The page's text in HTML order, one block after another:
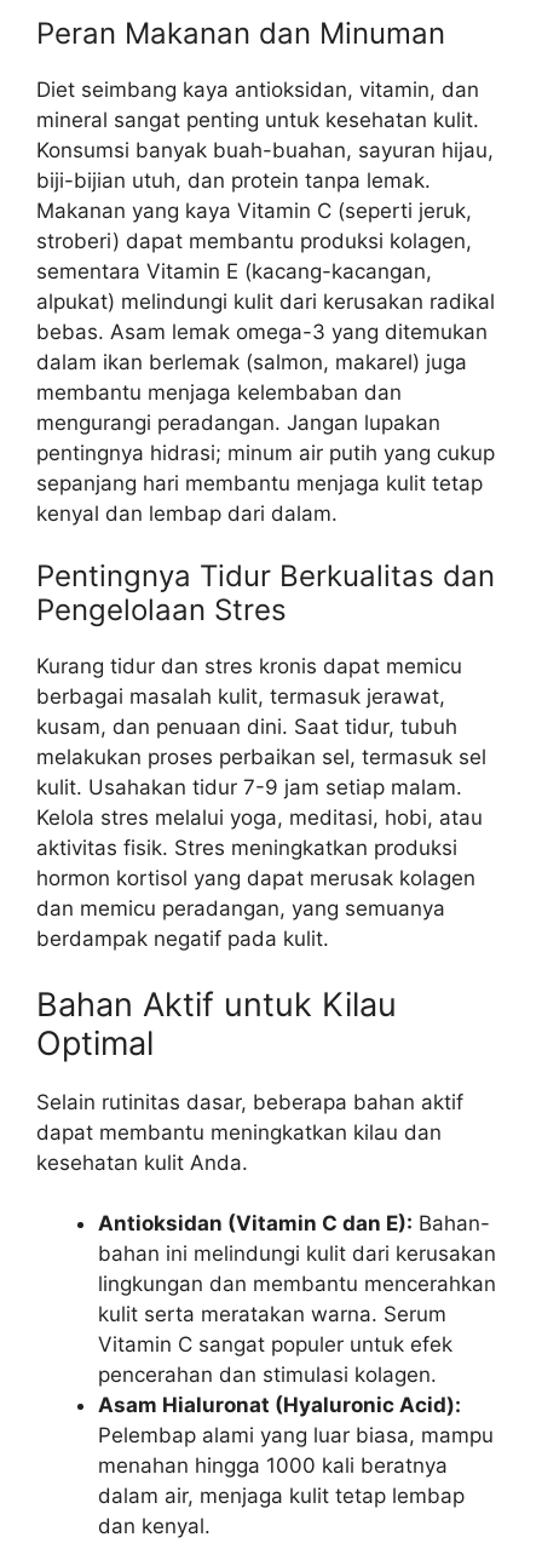
Peran Makanan dan Minuman
Diet seimbang kaya antioksidan, vitamin, dan
mineral sangat penting untuk kesehatan kulit.
Konsumsi banyak buah-buahan, sayuran hijau,
biji-bijian utuh, dan protein tanpa lemak.
Makanan yang kaya Vitamin C (seperti jeruk,
stroberi) dapat membantu produksi kolagen,
sementara Vitamin E (kacang-kacangan,
alpukat) melindungi kulit dari kerusakan radikal
bebas. Asam lemak omega-3 yang ditemukan
dalam ikan berlemak (salmon, makarel) juga
membantu menjaga kelembaban dan
mengurangi peradangan. Jangan lupakan
pentingnya hidrasi; minum air putih yang cukup
sepanjang hari membantu menjaga kulit tetap
kenyal dan lembap dari dalam.
Pentingnya Tidur Berkualitas dan
Pengelolaan Stres
Kurang tidur dan stres kronis dapat memicu
berbagai masalah kulit, termasuk jerawat,
kusam, dan penuaan dini. Saat tidur, tubuh
melakukan proses perbaikan sel, termasuk sel
kulit. Usahakan tidur 7-9 jam setiap malam.
Kelola stres melalui yoga, meditasi, hobi, atau
aktivitas fisik. Stres meningkatkan produksi
hormon kortisol yang dapat merusak kolagen
dan memicu peradangan, yang semuanya
berdampak negatif pada kulit.
Bahan Aktif untuk Kilau
Optimal
Selain rutinitas dasar, beberapa bahan aktif
dapat membantu meningkatkan kilau dan
kesehatan kulit Anda.
Antioksidan (Vitamin C dan E): Bahan-
bahan ini melindungi kulit dari kerusakan
lingkungan dan membantu mencerahkan
kulit serta meratakan warna. Serum
Vitamin C sangat populer untuk efek
pencerahan dan stimulasi kolagen.
Asam Hialuronat (Hyaluronic Acid):
Pelembap alami yang luar biasa, mampu
menahan hingga 1000 kali beratnya
dalam air, menjaga kulit tetap lembap
dan kenyal.